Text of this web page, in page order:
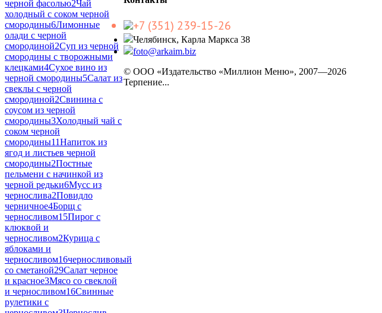
черной фасолью2Чай
холодный с соком черной
смородины6Лимонные
олади с черной
смородиной2Суп из черной
смородины с творожными
клецками4Сухое вино из
черной смородины5Салат из
свеклы с черной
смородиной2Свинина с
соусом из черной
смородины3Холодный чай с
соком черной
смородины11Напиток из
ягод и листьев черной
смородины2Постные
пельмени с начинкой из
черной редьки6Мусс из
чернослива2Повидло
черничное4Борщ с
черносливом15Пирог с
клюквой и
черносливом2Курица с
яблоками и
черносливом16черносливовый
со сметаной29Салат черное
и красное3Мясо со свеклой
и черносливом16Свинные
рулетики с
+7 (351) 239-15-26
Челябинск, Карла Маркса 38
foto@arkaim.biz
© ООО «Издательство «Миллион Меню», 2007—2026
Терпение...